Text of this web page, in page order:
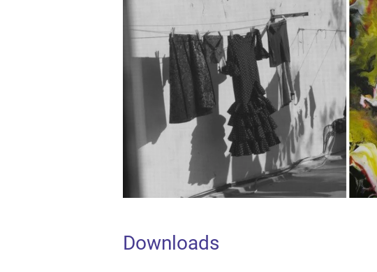
Downloads